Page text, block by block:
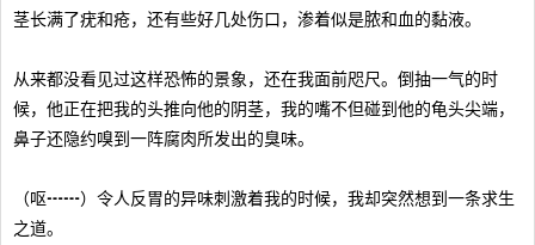
茎长满了疣和疮，还有些好几处伤口，渗着似是脓和血的黏液。
从来都没看见过这样恐怖的景象，还在我面前咫尺。倒抽一气的时
候，他正在把我的头推向他的阴茎，我的嘴不但碰到他的龟头尖端，
鼻子还隐约嗅到一阵腐肉所发出的臭味。
（呕┅┅）令人反胃的异味刺激着我的时候，我却突然想到一条求生
之道。